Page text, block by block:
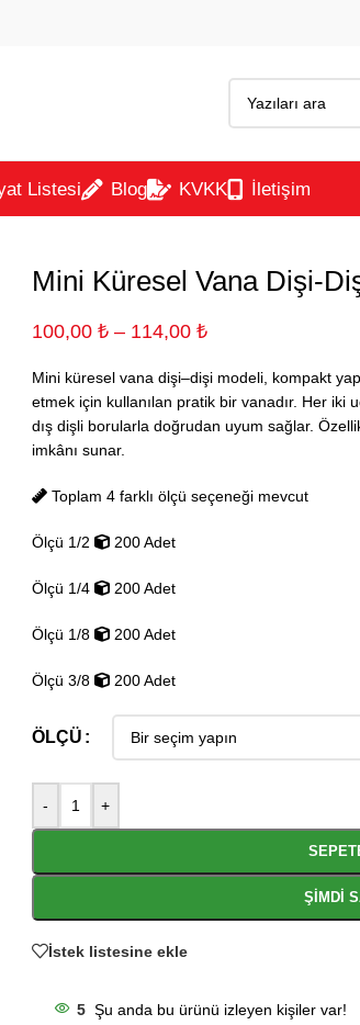
Listesi Blog KVKK İletişim
Mini Küresel Vana Dişi-
100,00 ₺ – 114,00 ₺
Mini küresel vana dişi–dişi modeli, kompakt
etmek için kullanılan pratik bir vanadır. Her iki
dış dişli borularla doğrudan uyum sağlar.
imkânı sunar.
Toplam 4 farklı ölçü seçeneği mevcut
Ölçü 1/2 200 Adet
Ölçü 1/4 200 Adet
Ölçü 1/8 200 Adet
Ölçü 3/8 200 Adet
ÖLÇÜ
- +
ŞIMDI
İstek listesine ekle
5 Şu anda bu ürünü izleyen kişiler var!